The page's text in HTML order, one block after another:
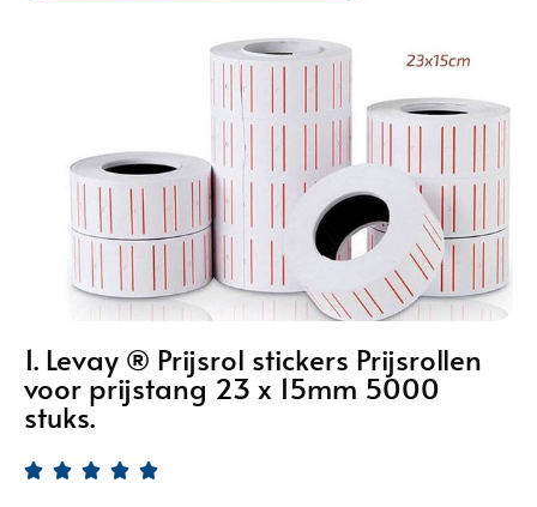
1. Levay ® Prijsrol stickers Prijsrollen
voor prijstang 23 x 15mm 5000
stuks.
    